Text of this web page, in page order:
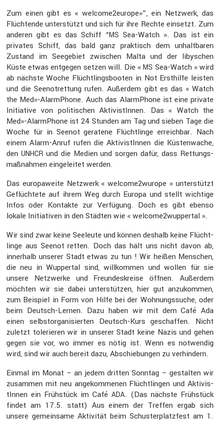
Zum einen gibt es « welcome2europe»”, ein Netzwerk, das
Flüch­tende unter­stützt und sich für ihre Rechte einsetzt. Zum
anderen gibt es das Schiff “MS Sea-Watch ». Das ist ein
privates Schiff, das bald ganz praktisch dem unhalt­baren
Zustand im Seege­biet zwischen Malta und der libyschen
Küste etwas entgegen setzen will. Die «MS Sea-Watch » wird
ab nächste Woche Flücht­lings­booten in Not Ersthilfe leisten
und die Seenot­ret­tung rufen. Außerdem gibt es das « Watch
the Med»-AlarmPhone. Auch das Alarm­Phone ist eine private
Initia­tive von politi­schen Aktivis­tInnen. Das « Watch the
Med»-AlarmPhone ist 24 Stunden am Tag und sieben Tage die
Woche für in Seenot geratene Flücht­linge erreichbar. Nach
einem Alarm-Anruf rufen die Aktivis­tInnen die Küsten­wache,
den UNHCRund die Medien und sorgen dafür, dass Rettungs­
maß­nahmen einge­leitet werden.
Das europa­weite Netzwerk « welcome2wurope » unter­stützt
Geflüch­tete auf ihrem Weg durch Europa und stellt wichtige
Infos oder Kontakte zur Verfü­gung. Doch es gibt ebenso
lokale Initia­tiven in den Städten wie « welcome2wuppertal ».
Wir sind zwar keine Seeleute und können deshalb keine Flücht­
linge aus Seenot retten. Doch das hält uns nicht davon ab,
inner­halb unserer Stadt etwas zu tun ! Wir heißen Menschen,
die neu in Wuppertal sind, willkommen und wollen für sie
unsere Netzwerke und Freun­des­kreise öffnen. Außerdem
möchten wir sie dabei unter­stützen, hier gut anzukommen,
zum Beispiel in Form von Hilfe bei der Wohnungs­suche, oder
beim Deutsch-Lernen. Dazu haben wir mit dem Café Ada
einen selbst­or­ga­ni­sierten Deutsch-Kurs geschaffen. Nicht
zuletzt tolerieren wir in unserer Stadt keine Nazis und gehen
gegen sie vor, wo immer es nötig ist. Wenn es notwendig
wird, sind wir auch bereit dazu, Abschie­bungen zu verhin­dern.
Einmal im Monat – an jedem dritten Sonntag – gestalten wir
zusammen mit neu angekom­menen Flücht­lingen und Aktivis­
tInnen ein Frühstück im Café ADA. (Das nächste Frühstück
findet am 17.5. statt) Aus einem der Treffen ergab sich
unsere gemein­same Aktivität beim Schus­ter­platz­fest am 1.